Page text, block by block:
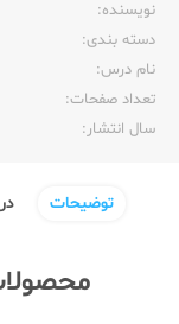
نویسنده:‌
دسته بندی:
نام درس:
تعداد صفحات:‌
سال انتشار:‌
توضیحات